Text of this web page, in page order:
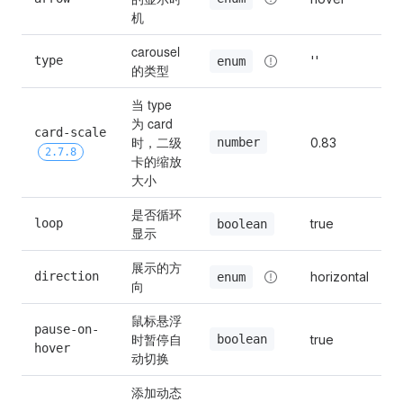
机
type
carousel
的类型
enum ''
2.7.8
当 type
为 card
时，二级
卡的缩放
大小
number 0.83
loop
是否循环
显示
boolean true
direction
展示的方
向
enum horizontal
pause-on-
hover
鼠标悬浮
时暂停自
动切换
boolean true
添加动态